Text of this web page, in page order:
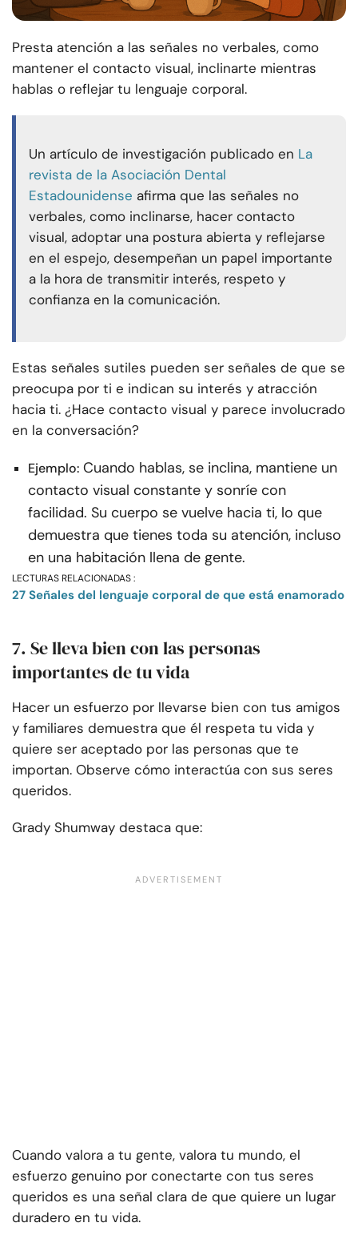
Presta atención a las señales no verbales, como
mantener el contacto visual, inclinarte mientras
hablas o reflejar tu lenguaje corporal.
Un artículo de investigación publicado en La
revista de la Asociación Dental
Estadounidense afirma que las señales no
verbales, como inclinarse, hacer contacto
visual, adoptar una postura abierta y reflejarse
en el espejo, desempeñan un papel importante
a la hora de transmitir interés, respeto y
confianza en la comunicación.
Estas señales sutiles pueden ser señales de que se
preocupa por ti e indican su interés y atracción
hacia ti. ¿Hace contacto visual y parece involucrado
en la conversación?
Ejemplo: Cuando hablas, se inclina, mantiene un
contacto visual constante y sonríe con
facilidad. Su cuerpo se vuelve hacia ti, lo que
demuestra que tienes toda su atención, incluso
en una habitación llena de gente.
LECTURAS RELACIONADAS :
27 Señales del lenguaje corporal de que está enamorado
7. Se lleva bien con las personas
importantes de tu vida
Hacer un esfuerzo por llevarse bien con tus amigos
y familiares demuestra que él respeta tu vida y
quiere ser aceptado por las personas que te
importan. Observe cómo interactúa con sus seres
queridos.
Grady Shumway destaca que:
Cuando valora a tu gente, valora tu mundo, el
esfuerzo genuino por conectarte con tus seres
queridos es una señal clara de que quiere un lugar
duradero en tu vida.